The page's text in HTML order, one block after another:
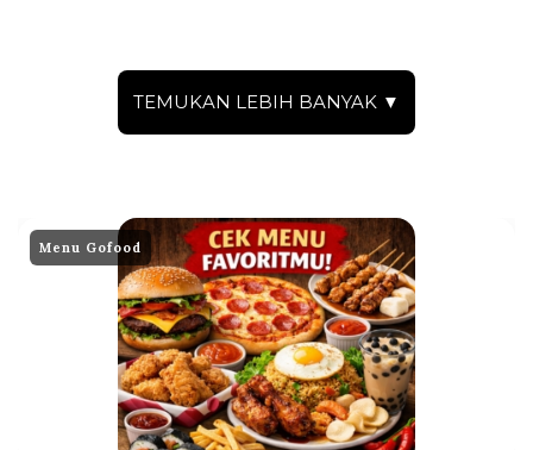
TEMUKAN LEBIH BANYAK ▼
Menu Gofood